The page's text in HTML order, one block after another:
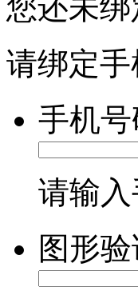
您还未
请绑定
手机号
请输
图形验